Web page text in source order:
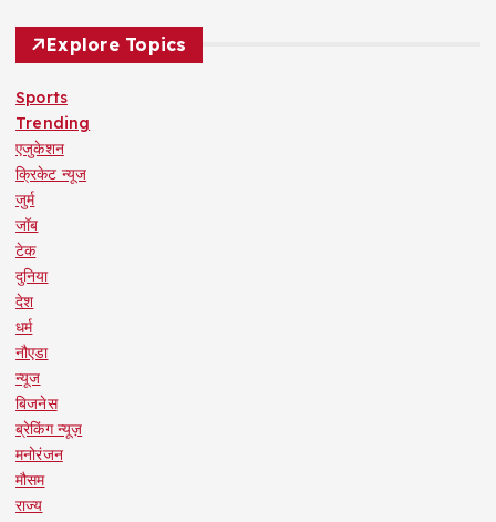
Explore Topics
Sports
Trending
एजुकेशन
क्रिकेट न्यूज
जुर्म
जॉब
टेक
दुनिया
देश
धर्म
नौएडा
न्यूज
बिजनेस
ब्रेकिंग न्यूज़
मनोरंजन
मौसम
राज्य